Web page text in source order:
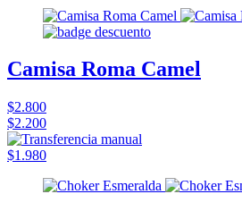
Camisa Roma Camel
$2.800
$2.200
$1.980